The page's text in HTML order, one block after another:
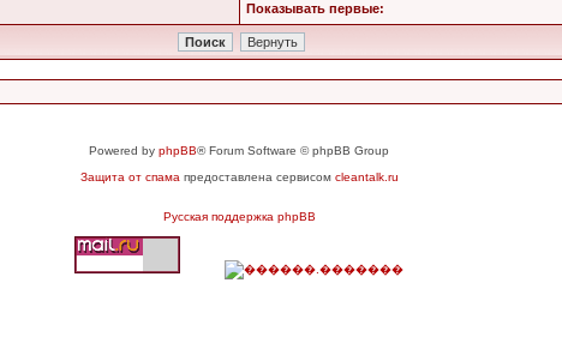
Показывать первые:
Powered by phpBB® Forum Software © phpBB Group
Защита от спама предоставлена сервисом cleantalk.ru
Русская поддержка phpBB